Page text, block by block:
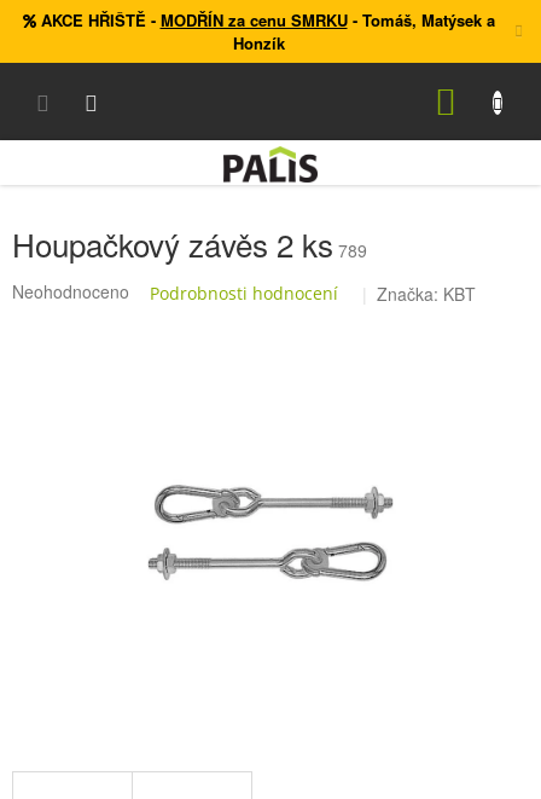
Přejít
obsah
AKCE HŘIŠTĚ- MODŘÍN za cenu SMRKU- Tomáš, Matýsek a
Honzík
Houpačkový závěs 2 ks 789
Průměrné
Neohodnoceno Podrobnosti hodnocení Značka: KBT